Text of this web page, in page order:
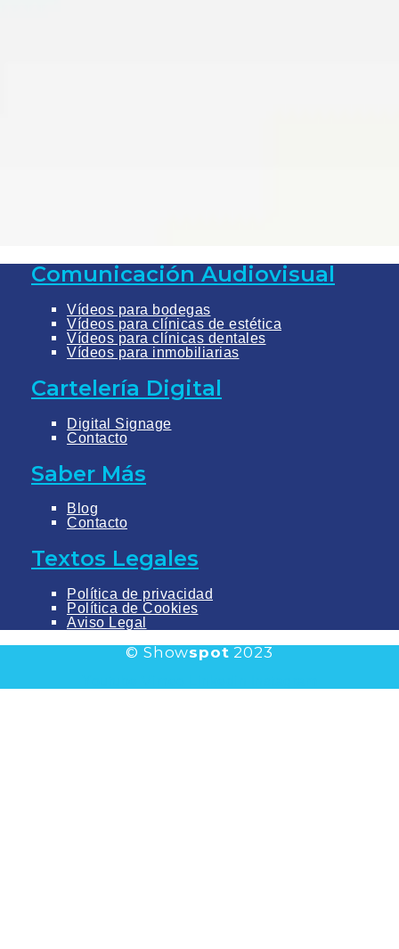
Comunicación Audiovisual
Vídeos para bodegas
Vídeos para clínicas de estética
Vídeos para clínicas dentales
Vídeos para inmobiliarias
Cartelería Digital
Digital Signage
Contacto
Saber Más
Blog
Contacto
Textos Legales
Política de privacidad
Política de Cookies
Aviso Legal
© Showspot 2023